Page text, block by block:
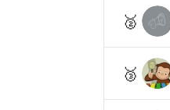
🥈
🥉